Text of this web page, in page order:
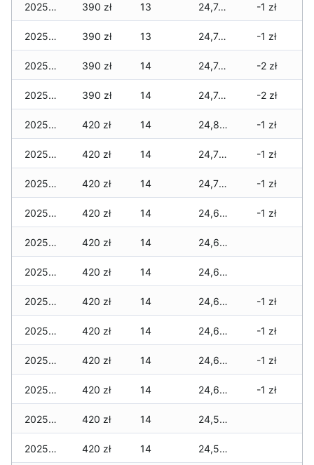
2025-12-16 390 zł 13 24,740 zł -1 zł
2025-12-15 390 zł 13 24,740 zł -1 zł
2025-12-14 390 zł 14 24,740 zł -2 zł
2025-12-13 390 zł 14 24,740 zł -2 zł
2025-12-12 420 zł 14 24,800 zł -1 zł
2025-12-11 420 zł 14 24,770 zł -1 zł
2025-12-10 420 zł 14 24,710 zł -1 zł
2025-12-09 420 zł 14 24,660 zł -1 zł
2025-12-08 420 zł 14 24,630 zł
2025-12-07 420 zł 14 24,630 zł
2025-12-06 420 zł 14 24,630 zł -1 zł
2025-12-05 420 zł 14 24,630 zł -1 zł
2025-12-04 420 zł 14 24,630 zł -1 zł
2025-12-03 420 zł 14 24,610 zł -1 zł
2025-12-02 420 zł 14 24,560 zł
2025-12-01 420 zł 14 24,560 zł